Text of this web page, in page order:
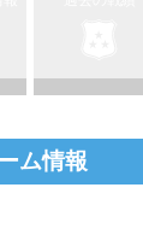
ム情報